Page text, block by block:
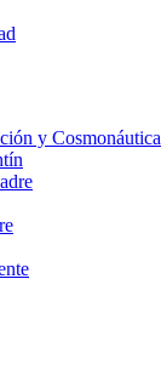
y Cosmonáutica